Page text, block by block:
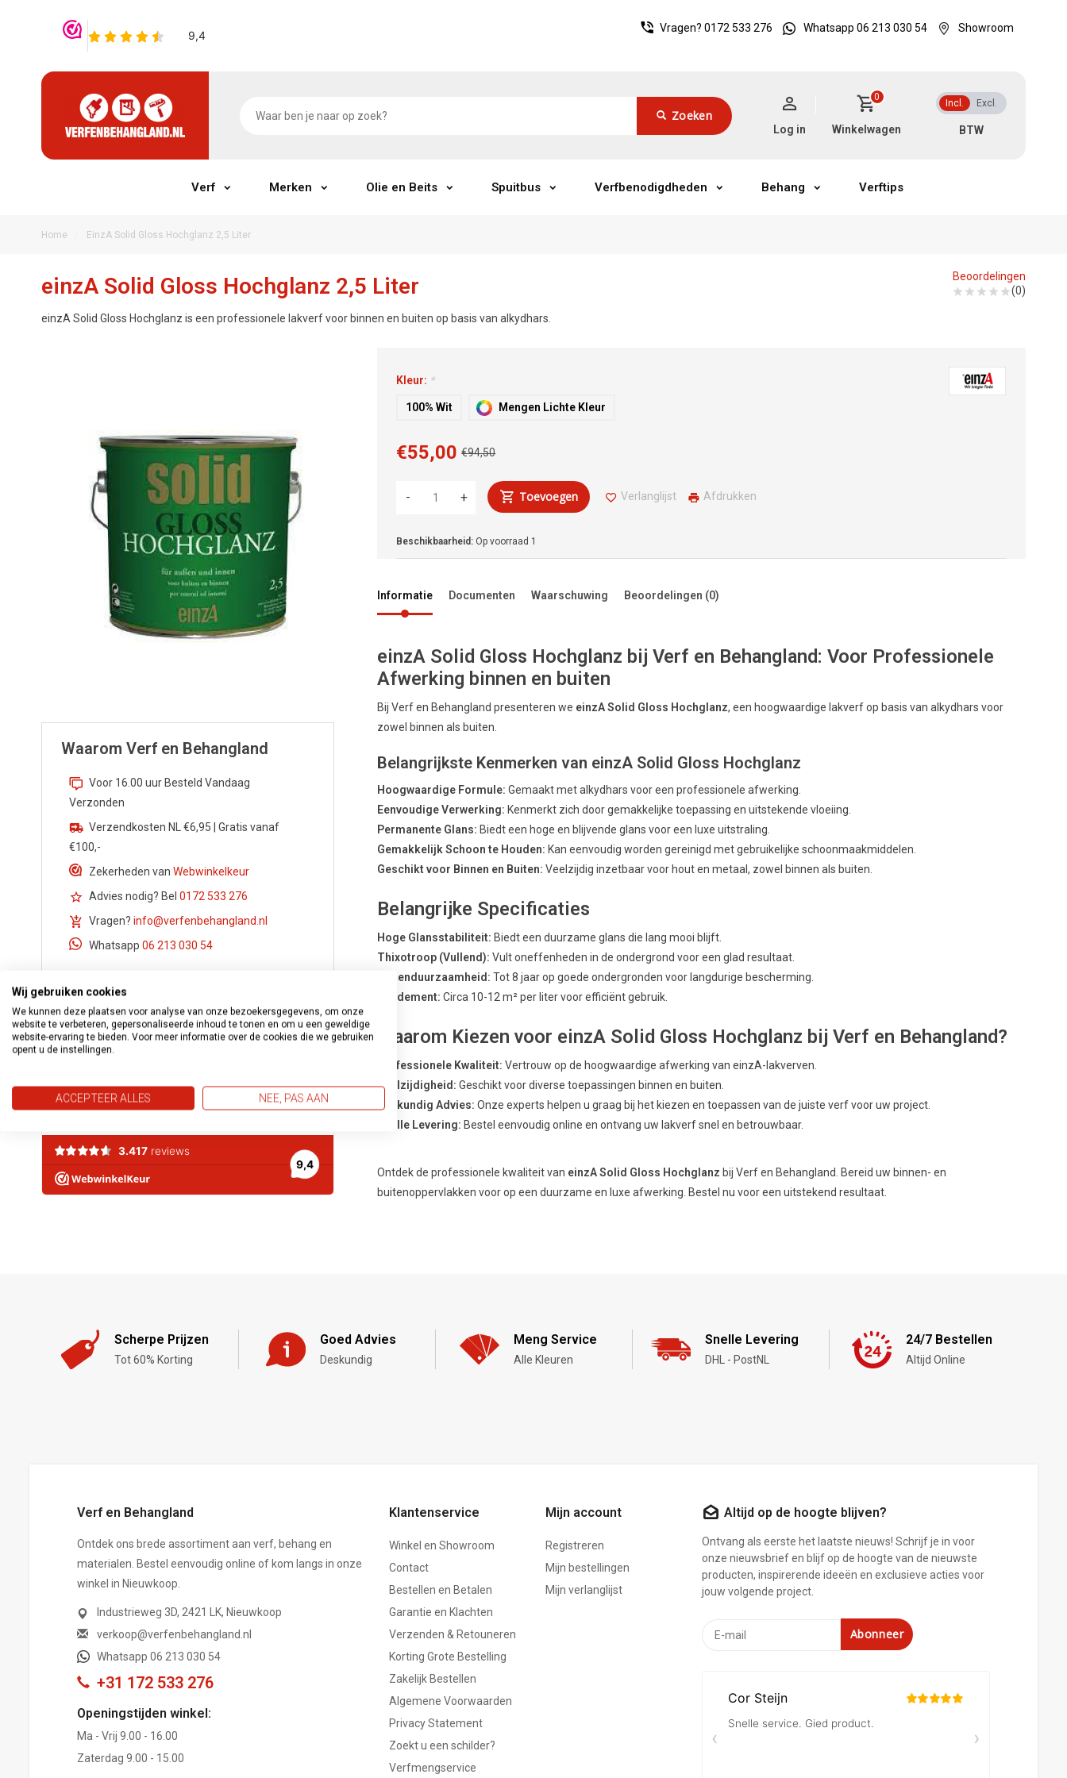
Vragen? 0172 533 276 Whatsapp 06 213 030 54 Showroom
Zoeken
Incl. Excl.
0
Winkelwagen
Log in
Verf Merken Olie en Beits Spuitbus Verfbenodigdheden Behang Verftips
Home EinzA Solid Gloss Hochglanz 2,5 Liter
einzA Solid Gloss Hochglanz 2,5 Liter
einzA Solid Gloss Hochglanz is een professionele lakverf voor binnen en buiten op basis van alkydhars.
Beoordelingen
(0)
Waarom Verf en Behangland
Voor 16.00 uur Besteld Vandaag
Verzonden
Verzendkosten NL €6,95 | Gratis vanaf
€100,-
Zekerheden van Webwinkelkeur
Advies nodig? Bel 0172 533 276
Vragen? info@verfenbehangland.nl
Whatsapp 06 213 030 54
Kleur: *
100% Wit Mengen Lichte Kleur
€94,50
€55,00
+
- Toevoegen Verlanglijst Afdrukken
Beschikbaarheid: Op voorraad 1
Informatie Documenten Waarschuwing Beoordelingen (0)
einzA Solid Gloss Hochglanz bij Verf en Behangland: Voor Professionele
Afwerking binnen en buiten
Bij Verf en Behangland presenteren we einzA Solid Gloss Hochglanz, een hoogwaardige lakverf op basis van alkydhars voor
zowel binnen als buiten.
Belangrijkste Kenmerken van einzA Solid Gloss Hochglanz
Hoogwaardige Formule: Gemaakt met alkydhars voor een professionele afwerking.
Eenvoudige Verwerking: Kenmerkt zich door gemakkelijke toepassing en uitstekende vloeiing.
Permanente Glans: Biedt een hoge en blijvende glans voor een luxe uitstraling.
Gemakkelijk Schoon te Houden: Kan eenvoudig worden gereinigd met gebruikelijke schoonmaakmiddelen.
Geschikt voor Binnen en Buiten: Veelzijdig inzetbaar voor hout en metaal, zowel binnen als buiten.
Belangrijke Specificaties
Hoge Glansstabiliteit: Biedt een duurzame glans die lang mooi blijft.
Thixotroop (Vullend): Vult oneffenheden in de ondergrond voor een glad resultaat.
Buitenduurzaamheid: Tot 8 jaar op goede ondergronden voor langdurige bescherming.
Rendement: Circa 10-12 m² per liter voor efficiënt gebruik.
Waarom Kiezen voor einzA Solid Gloss Hochglanz bij Verf en Behangland?
Professionele Kwaliteit: Vertrouw op de hoogwaardige afwerking van einzA-lakverven.
Veelzijdigheid: Geschikt voor diverse toepassingen binnen en buiten.
Deskundig Advies: Onze experts helpen u graag bij het kiezen en toepassen van de juiste verf voor uw project.
Snelle Levering: Bestel eenvoudig online en ontvang uw lakverf snel en betrouwbaar.
Ontdek de professionele kwaliteit van einzA Solid Gloss Hochglanz bij Verf en Behangland. Bereid uw binnen- en
buitenoppervlakken voor op een duurzame en luxe afwerking. Bestel nu voor een uitstekend resultaat.
Scherpe Prijzen
Tot 60% Korting
Goed Advies
Deskundig
Meng Service
Alle Kleuren
Snelle Levering
DHL - PostNL
24/7 Bestellen
Altijd Online
Verf en Behangland
Ontdek ons brede assortiment aan verf, behang en
materialen. Bestel eenvoudig online of kom langs in onze
winkel in Nieuwkoop.
Industrieweg 3D, 2421 LK, Nieuwkoop
verkoop@verfenbehangland.nl
Whatsapp 06 213 030 54
+31 172 533 276
Openingstijden winkel:
Ma - Vrij 9.00 - 16.00
Zaterdag 9.00 - 15.00
Klantenservice
Winkel en Showroom
Contact
Bestellen en Betalen
Garantie en Klachten
Verzenden & Retouneren
Korting Grote Bestelling
Zakelijk Bestellen
Algemene Voorwaarden
Privacy Statement
Zoekt u een schilder?
Verfmengservice
Mijn account
Registreren
Mijn bestellingen
Mijn verlanglijst
Altijd op de hoogte blijven?
Ontvang als eerste het laatste nieuws! Schrijf je in voor
onze nieuwsbrief en blijf op de hoogte van de nieuwste
producten, inspirerende ideeën en exclusieve acties voor
jouw volgende project.
Abonneer
Wij gebruiken cookies
We kunnen deze plaatsen voor analyse van onze bezoekersgegevens, om onze
website te verbeteren, gepersonaliseerde inhoud te tonen en om u een geweldige
website-ervaring te bieden. Voor meer informatie over de cookies die we gebruiken
opent u de instellingen.
ACCEPTEER ALLES NEE, PAS AAN